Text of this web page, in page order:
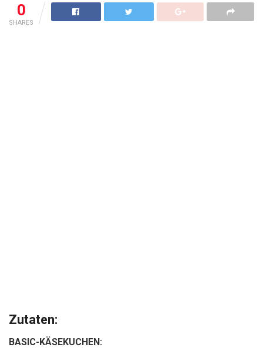
0
SHARES
Zutaten:
BASIC-KÄSEKUCHEN: